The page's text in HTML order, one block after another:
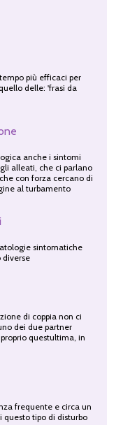
più efficaci per
delle: 'frasi da
anche i sintomi
alleati, che ci parlano
con forza cercano di
al turbamento
sintomatiche
diverse
di coppia non ci
dei due partner
questultima, in
frequente e circa un
questo tipo di disturbo